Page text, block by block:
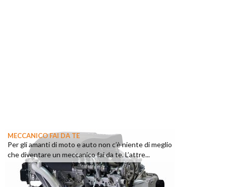
MECCANICO FAI DA TE
Per gli amanti di moto e auto non c’è niente di meglio
che diventare un meccanico fai da te. L’attre...